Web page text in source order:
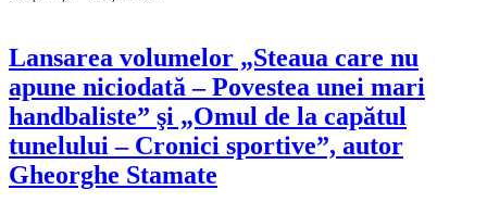
Lansarea volumelor „Steaua care nu
apune niciodată – Povestea unei mari
handbaliste” şi „Omul de la capătul
tunelului – Cronici sportive”, autor
Gheorghe Stamate